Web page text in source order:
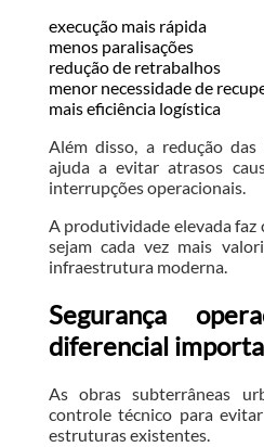
execução mais rápida
menos paralisações
redução de retrabalhos
menor necessidade de
mais eficiência logística
Além disso, a redução
ajuda a evitar atrasos
interrupções operacionais.
A produtividade elevada faz
sejam cada vez mais
infraestrutura moderna.
Segurança
diferencial
As obras subterrâneas
controle técnico para
estruturas existentes.